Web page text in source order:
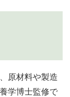
原材料や製造
学博士監修で